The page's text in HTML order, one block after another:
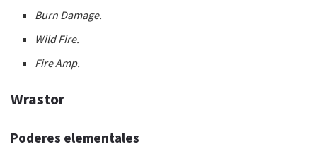
Burn Damage.
Wild Fire.
Fire Amp.
Wrastor
Poderes elementales